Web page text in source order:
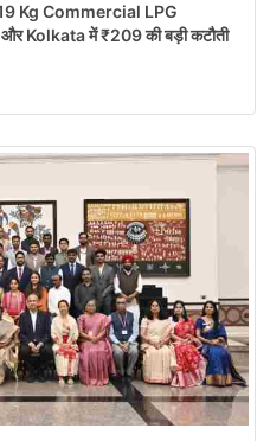
Kg Commercial LPG
Kolkata में ₹209 की बड़ी कटौती